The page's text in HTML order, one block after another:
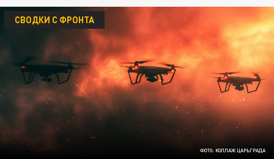
ФОТО: КОЛЛАЖ ЦАРЬГРАДА
СВОДКИ С ФРОНТА